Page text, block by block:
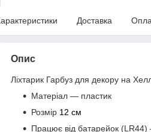
Доставка
Опис
Ліхтарик Гарбуз для декору на
Матеріал — пластик
Розмір 12 см
Працює від батарейок